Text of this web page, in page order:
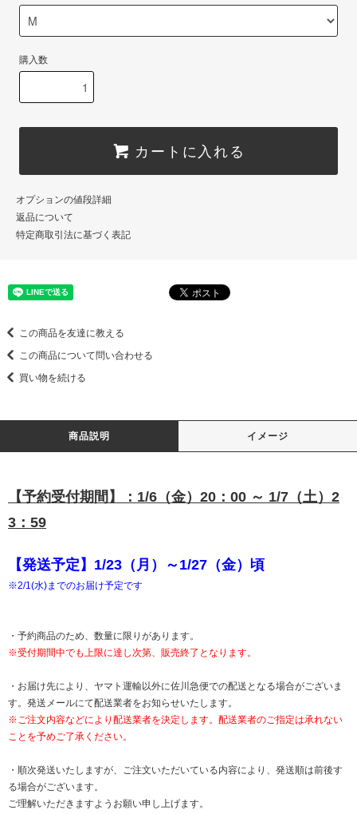
購入数
カートに入れる
オプションの値段詳細
返品について
特定商取引法に基づく表記
この商品を友達に教える
この商品について問い合わせる
買い物を続ける
商品説明 イメージ
【予約受付期間】：1/6（金）20：00 ～ 1/7（土）2
3：59
【発送予定】1/23（月）～1/27（金）頃
※2/1(水)までのお届け予定です
・予約商品のため、数量に限りがあります。
※受付期間中でも上限に達し次第、販売終了となります。
・お届け先により、ヤマト運輸以外に佐川急便での配送となる場合がございま
す。発送メールにて配送業者をお知らせいたします。
※ご注文内容などにより配送業者を決定します。配送業者のご指定は承れない
ことを予めご了承ください。
・順次発送いたしますが、ご注文いただいている内容により、発送順は前後す
る場合がございます。
ご理解いただきますようお願い申し上げます。